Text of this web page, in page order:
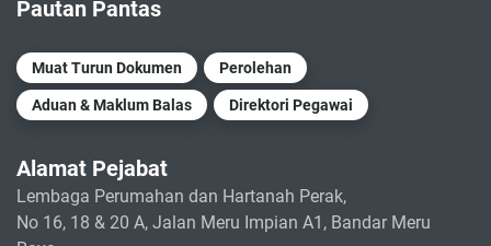
Pautan Pantas
Muat Turun Dokumen Perolehan
Aduan & Maklum Balas Direktori Pegawai
Alamat Pejabat
Lembaga Perumahan dan Hartanah Perak,
No 16, 18 & 20 A, Jalan Meru Impian A1, Bandar Meru